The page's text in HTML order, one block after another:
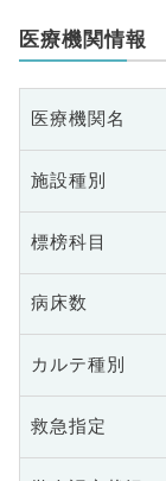
医療機関情報
医療機関名
施設種別
標榜科目
病床数
カルテ種別
救急指定